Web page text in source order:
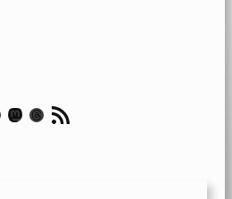
Mastodon Threads RSS-Feed